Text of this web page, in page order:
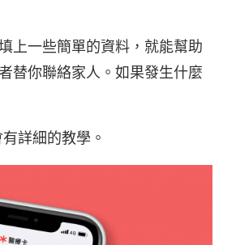
上一些簡單的資料，就能幫助
替你聯絡家人。如果發生什麼
詳細的教學。